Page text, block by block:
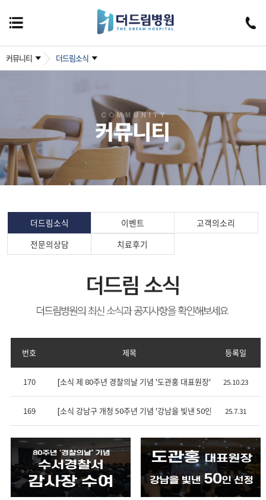
커뮤니티 더드림소식
더드림소식 이벤트
고객의소리
전문의상담
치료후기
번호 제목 등록일
170 [소식 제 80주년 경찰의날 기념 '도관홍 대표원장' 감사장 수여식
25.10.23
169 [소식 강남구 개청 50주년 기념 '강남을 빛낸 50인 도관홍 대표원
25.7.31